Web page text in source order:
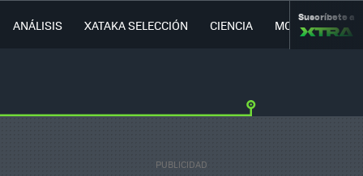
ANÁLISIS XATAKA SELECCIÓN CIENCIA MOVILIDAD
Suscríbete a